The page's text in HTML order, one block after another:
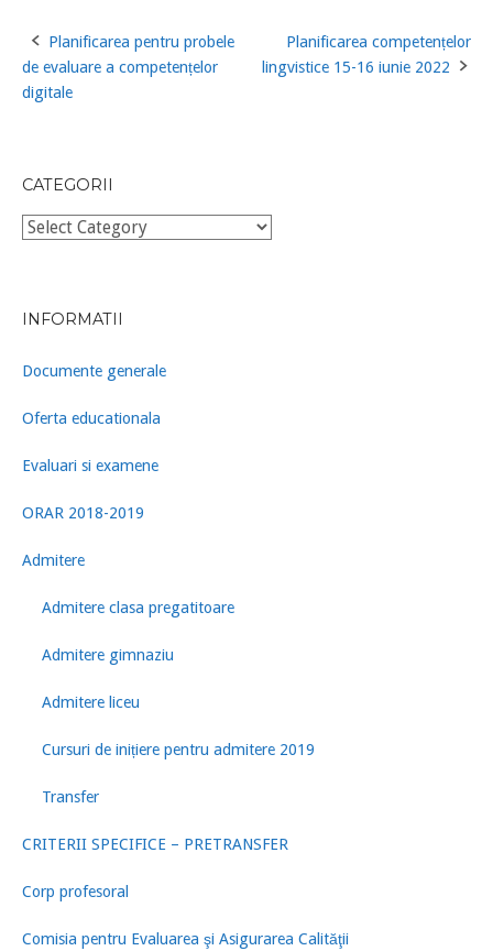
Post
navigation
Planificarea pentru probele
de evaluare a competențelor
digitale
Planificarea competențelor
lingvistice 15-16 iunie 2022
CATEGORII
Categorii
INFORMATII
Documente generale
Oferta educationala
Evaluari si examene
ORAR 2018-2019
Admitere
Admitere clasa pregatitoare
Admitere gimnaziu
Admitere liceu
Cursuri de inițiere pentru admitere 2019
Transfer
CRITERII SPECIFICE – PRETRANSFER
Corp profesoral
Comisia pentru Evaluarea şi Asigurarea Calităţii